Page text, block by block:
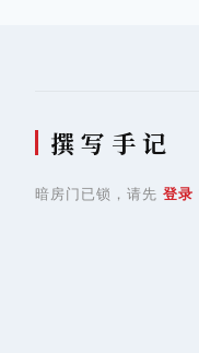
撰 写 手 记
暗房门已锁，请先 登录